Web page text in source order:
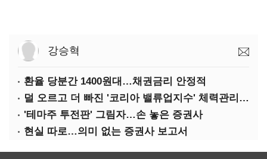
강승혁
환율 당분간 1400원대…채권금리 안정적
덜 오르고 더 빠진 '코리아 밸류업지수' 체력관리 절실
'테마주 투전판' 그림자…손 놓은 증권사
현실 따로…의미 없는 증권사 보고서